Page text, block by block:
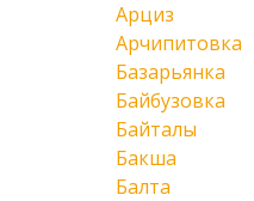
Арциз
Арчипитовка
Базарьянка
Байбузовка
Байталы
Бакша
Балта